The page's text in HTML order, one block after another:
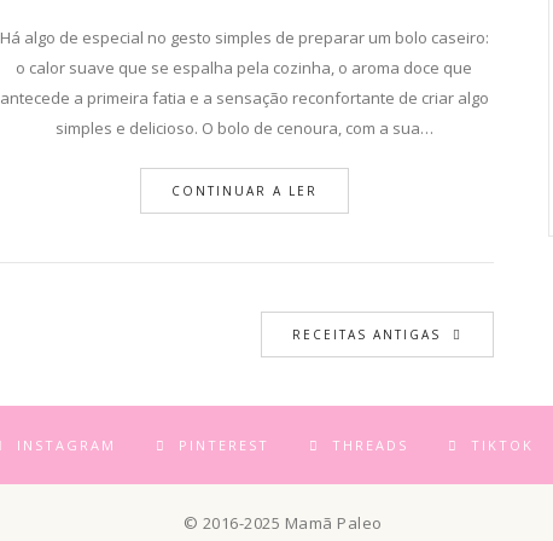
Há algo de especial no gesto simples de preparar um bolo caseiro:
o calor suave que se espalha pela cozinha, o aroma doce que
antecede a primeira fatia e a sensação reconfortante de criar algo
simples e delicioso. O bolo de cenoura, com a sua…
CONTINUAR A LER
RECEITAS ANTIGAS
INSTAGRAM PINTEREST THREADS TIKTOK
© 2016-2025 Mamã Paleo